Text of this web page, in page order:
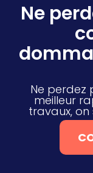
Ne
Ne perdez
meilleur
travaux,